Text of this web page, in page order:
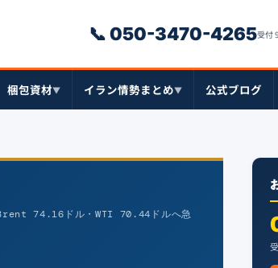
📞 050-3470-4265受付
梱包資材▼ イラン情勢まとめ▼ 公式ブログ
Brent 74.16ドル・WTI 70.44ドルへ急